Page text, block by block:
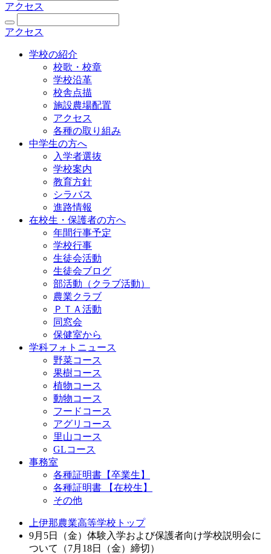
アクセス
アクセス
学校の紹介
校歌・校章
学校沿革
校舎点描
施設農場配置
アクセス
各種の取り組み
中学生の方へ
入学者選抜
学校案内
教育方針
シラバス
進路情報
在校生・保護者の方へ
年間行事予定
学校行事
生徒会活動
生徒会ブログ
部活動（クラブ活動）
農業クラブ
ＰＴＡ活動
同窓会
保健室から
学科フォトニュース
野菜コース
果樹コース
植物コース
動物コース
フードコース
アグリコース
里山コース
GLコース
事務室
各種証明書【卒業生】
各種証明書 【在校生】
その他
上伊那農業高等学校トップ
9月5日（金）体験入学および保護者向け学校説明会に
ついて（7月18日（金）締切）